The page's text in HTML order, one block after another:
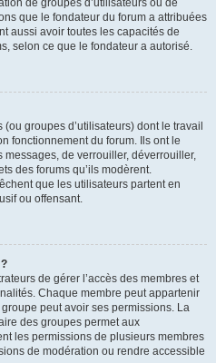
de groupes d’utilisateurs ou de
que le fondateur du forum a attribuées
aussi avoir toutes les capacités de
selon ce que le fondateur a autorisé.
groupes d’utilisateurs) dont le travail
fonctionnement du forum. Ils ont le
de verrouiller, déverrouiller,
des forums qu’ils modèrent.
que les utilisateurs partent en
ou offensant.
de gérer l’accès des membres et
Chaque membre peut appartenir
peut avoir ses permissions. La
des groupes permet aux
les permissions de plusieurs membres
de modération ou rendre accessible